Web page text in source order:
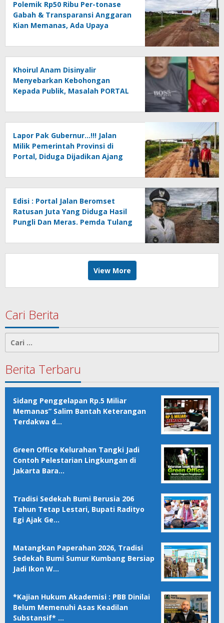
Polemik Rp50 Ribu Per-tonase
Gabah & Transparansi Anggaran
Kian Memanas, Ada Upaya
*” PORTAL vs KEBIJAKAN
BODONG
Khoirul Anam Disinyalir
Menyebarkan Kebohongan
Kepada Publik, Masalah PORTAL
(Undang-undang vs Kebijakan
Bodong).
Lapor Pak Gubernur…!!! Jalan
Milik Pemerintah Provinsi di
Portal, Diduga Dijadikan Ajang
Khoirul Anam Cs
Edisi : Portal Jalan Beromset
Ratusan Juta Yang Diduga Hasil
Pungli Dan Meras. Pemda Tulang
Kakam Hargo Rejo…?
View More
Cari Berita
untuk:
Berita Terbaru
Sidang Penggelapan Rp.5 Miliar
Memanas” Salim Bantah Keterangan
Terdakwa d…
Green Office Kelurahan Tangki Jadi
Contoh Pelestarian Lingkungan di
Jakarta Bara…
Tradisi Sedekah Bumi Berusia 206
Tahun Tetap Lestari, Bupati Radityo
Egi Ajak Ge…
Matangkan Paperahan 2026, Tradisi
Sedekah Bumi Sumur Kumbang Bersiap
Jadi Ikon W…
*Kajian Hukum Akademisi : PBB Dinilai
Belum Memenuhi Asas Keadilan
Substansif* …